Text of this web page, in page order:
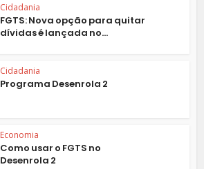
Cidadania
FGTS: Nova opção para quitar
dívidas é lançada no...
Cidadania
Programa Desenrola 2
Economia
Como usar o FGTS no
Desenrola 2